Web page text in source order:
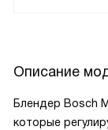
Описание
Блендер Bosch
которые